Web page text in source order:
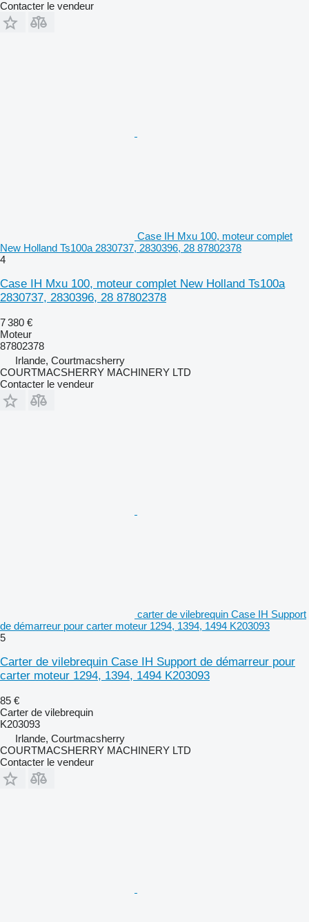
Contacter le vendeur
Case IH Mxu 100, moteur complet
New Holland Ts100a 2830737, 2830396, 28 87802378
4
Case IH Mxu 100, moteur complet New Holland Ts100a
2830737, 2830396, 28 87802378
7 380 €
Moteur
87802378
Irlande, Courtmacsherry
COURTMACSHERRY MACHINERY LTD
Contacter le vendeur
carter de vilebrequin Case IH Support
de démarreur pour carter moteur 1294, 1394, 1494 K203093
5
Carter de vilebrequin Case IH Support de démarreur pour
carter moteur 1294, 1394, 1494 K203093
85 €
Carter de vilebrequin
K203093
Irlande, Courtmacsherry
COURTMACSHERRY MACHINERY LTD
Contacter le vendeur